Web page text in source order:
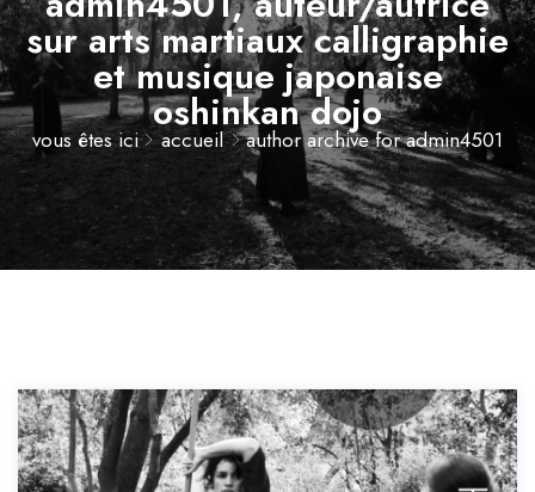
sur arts martiaux calligraphie
et musique japonaise
oshinkan dojo
vous êtes ici accueil author archive foradmin4501